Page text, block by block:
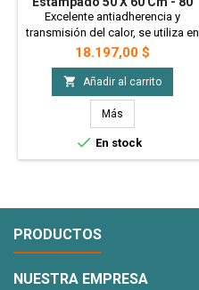
Mic.
Excelente antiadherencia y
transmisión del calor, se utiliza en
estampado textil para evitar que
las prendas se pongan amarillas.
Impide que la estampadora se
manche o arruine la superficie de
calor y a futuro manche las
prendas. 50 x 60 cm. 80 Micrones
Precio
18.197,00 $
 Añadir al carrito
Más
 En stock
PRODUCTOS
NUESTRA EMPRESA